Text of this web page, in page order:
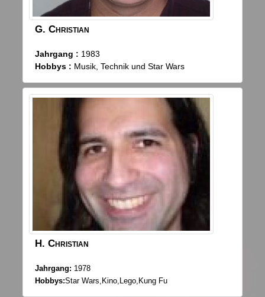
G. Christian
Jahrgang : 1983
Hobbys : Musik, Technik und Star Wars
H. Christian
Jahrgang: 1978
Hobbys:Star Wars,Kino,Lego,Kung Fu